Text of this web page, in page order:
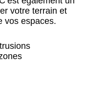
votre terrain et
vos espaces.